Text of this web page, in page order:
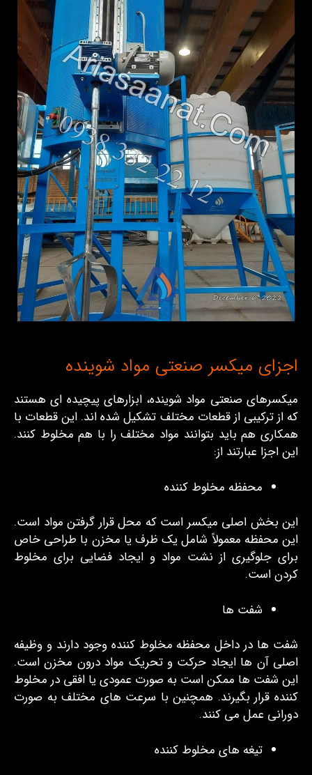
اجزای میکسر صنعتی مواد شوینده
میکسرهای صنعتی مواد شوینده، ابزارهای پیچیده‌ ای هستند
که از ترکیبی از قطعات مختلف تشکیل شده ‌اند. این قطعات با
همکاری هم باید بتوانند مواد مختلف را با هم مخلوط کنند.
این اجزا عبارتند از:
محفظه مخلوط کننده
این بخش اصلی میکسر است که محل قرار گرفتن مواد است.
این محفظه معمولاً شامل یک ظرف یا مخزن با طراحی خاص
برای جلوگیری از نشت مواد و ایجاد فضایی برای مخلوط
کردن است.
شفت‌ ها
شفت ‌ها در داخل محفظه مخلوط کننده وجود دارند و وظیفه
اصلی آن‌ ها ایجاد حرکت و تحریک مواد درون مخزن است.
این شفت‌ ها ممکن است به صورت عمودی یا افقی در مخلوط
کننده قرار بگیرند. همچنین با سرعت‌ های مختلف به صورت
دورانی عمل می ‌کنند.
تیغه‌ های مخلوط کننده